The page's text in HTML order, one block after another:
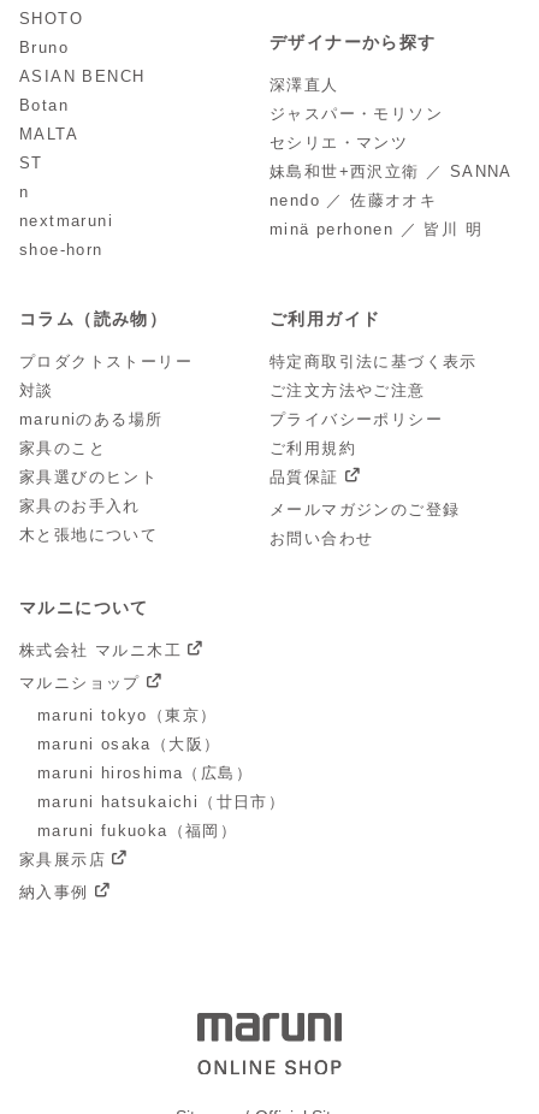
SHOTO
Bruno
ASIAN BENCH
Botan
MALTA
ST
n
nextmaruni
shoe-horn
デザイナーから探す
深澤直人
ジャスパー・モリソン
セシリエ・マンツ
妹島和世+西沢立衛 ／ SANNA
nendo ／ 佐藤オオキ
minä perhonen ／ 皆川 明
コラム（読み物）
プロダクトストーリー
対談
maruniのある場所
家具のこと
家具選びのヒント
家具のお手入れ
木と張地について
ご利用ガイド
特定商取引法に基づく表示
ご注文方法やご注意
プライバシーポリシー
ご利用規約
品質保証
メールマガジンのご登録
お問い合わせ
マルニについて
株式会社 マルニ木工
マルニショップ
maruni tokyo（東京）
maruni osaka（大阪）
maruni hiroshima（広島）
maruni hatsukaichi（廿日市）
maruni fukuoka（福岡）
家具展示店
納入事例